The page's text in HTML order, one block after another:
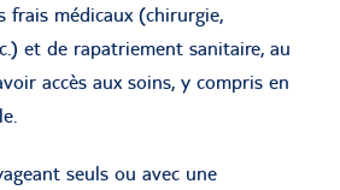
frais médicaux (chirurgie,
et de rapatriement sanitaire, au
accès aux soins, y compris en
seuls ou avec une